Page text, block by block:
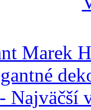
Marek
Najväčší